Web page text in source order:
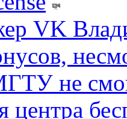
VK
не
центра